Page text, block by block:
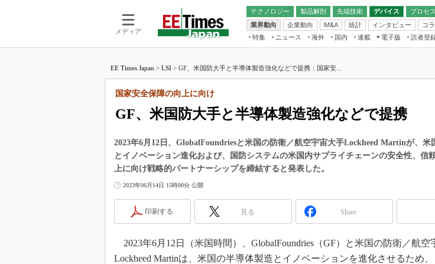
メディア
テクノロジー 製品解剖
先端技術
電池／エネルギー
デバイス
アナログ
マイコン
プロセス
業界動向
企業動向 M&A 統計 インタビュー コ
フィジカルAI
読者調査（EE Times Research）
特集 ニュース 海外 国内
連載
福田昭のデバイス通信
大山聡の業界スコープ
大原雄介のエレ・組み込みプレイバ
リタイア直前エンジニアの社会人大
学漂流記
この10年で起こったこと、次の10年
製品分解で探るアジアの新トレンド
電子版
電子ブックレット
読者登
EE Times Japan > LSI > GF、米国防大手と半導体製造強化などで提携：国家安...
GF、米国防大手と半導体製造強化などで提携
国家安全保障の向上に向け
2023年6月12日、GlobalFoundriesと米国の防衛／航空宇宙大手Lockheed Martinが、米
とイノベーション進化および、国防システムの米国内サプライチェーンの安全性、信
上に向け戦略的パートナーシップを締結すると発表した。
2023年06月14日 15時00分 公開
印刷する 見る Share
2023年6月12日（米国時間）、GlobalFoundries（GF）と米国の防衛／航空
Lockheed Martinは、米国の半導体製造とイノベーションを進化させるため